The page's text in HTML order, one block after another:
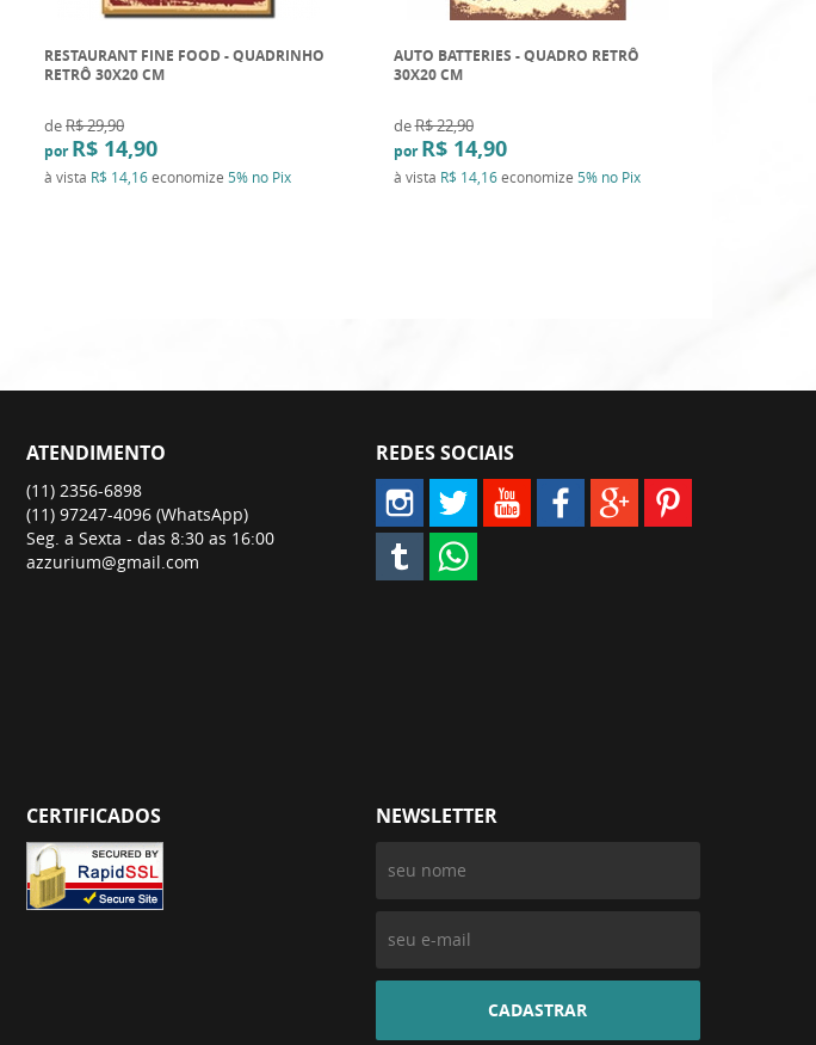
RESTAURANT FINE FOOD - QUADRINHO
RETRÔ 30X20 CM
deR$ 29,90
por R$ 14,90
à vista R$ 14,16economize 5% no Pix
AUTO BATTERIES - QUADRO RETRÔ
30X20 CM
deR$ 22,90
por R$ 14,90
à vista R$ 14,16economize 5% no Pix
ATENDIMENTO
(11) 2356-6898
(11) 97247-4096 (WhatsApp)
Seg. a Sexta - das 8:30 as 16:00
azzurium@gmail.com
REDES SOCIAIS
CERTIFICADOS NEWSLETTER
CADASTRAR